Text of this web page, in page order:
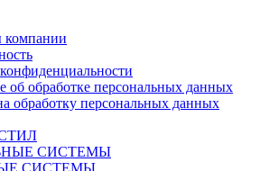
компании
об обработке персональных данных
обработку персональных данных
СИСТЕМЫ
СИСТЕМЫ